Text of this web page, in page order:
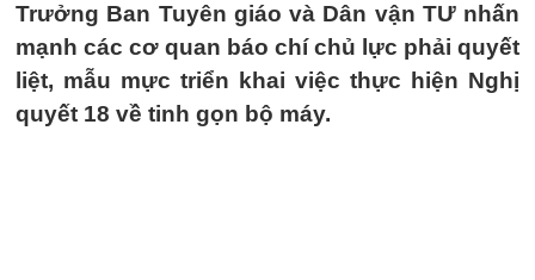
Trưởng Ban Tuyên giáo và Dân vận TƯ nhấn
mạnh các cơ quan báo chí chủ lực phải quyết
liệt, mẫu mực triển khai việc thực hiện Nghị
quyết 18 về tinh gọn bộ máy.